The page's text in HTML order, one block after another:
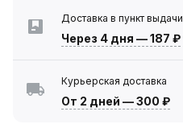
Доставка в пункт выдачи
Через 4 дня —187 ₽
Курьерская доставка
От 2 дней —300 ₽